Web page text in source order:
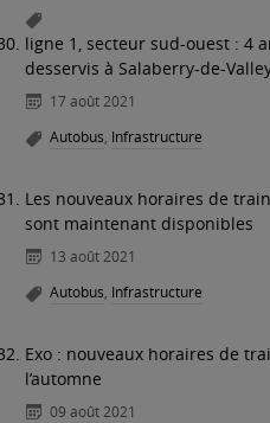
ligne 1, secteur sud-ouest : 4
desservis à Salaberry-de-
17 août 2021
Autobus, Infrastructure
Les nouveaux horaires de
sont maintenant disponibles
13 août 2021
Autobus, Infrastructure
Exo : nouveaux horaires de
l’automne
09 août 2021